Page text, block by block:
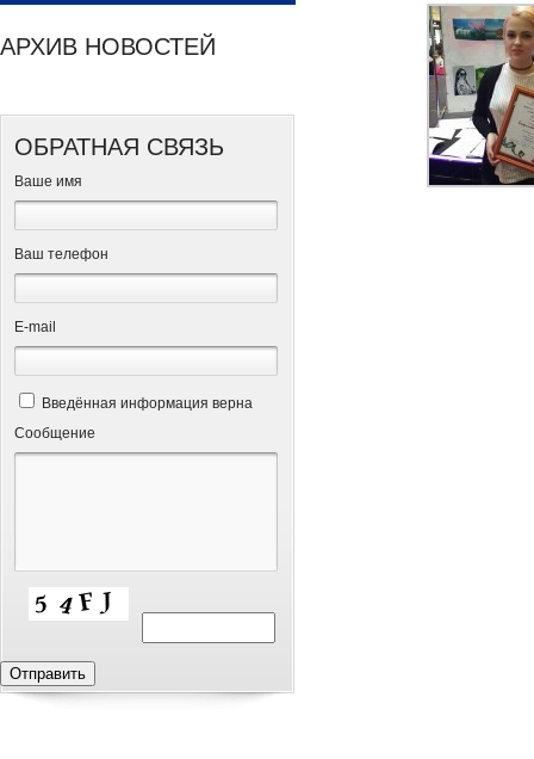
АРХИВ НОВОСТЕЙ
ОБРАТНАЯ СВЯЗЬ
Ваше имя
Ваш телефон
Е-mail
Введённая информация верна
Сообщение